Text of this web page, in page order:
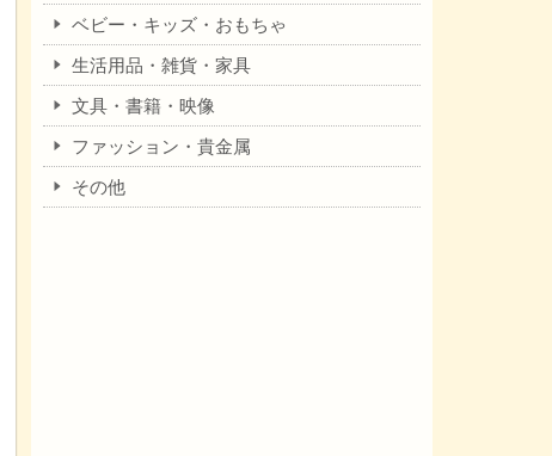
ベビー・キッズ・おもちゃ
生活用品・雑貨・家具
文具・書籍・映像
ファッション・貴金属
その他